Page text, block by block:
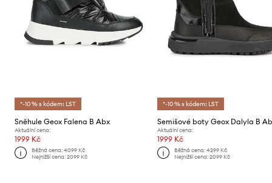
*-10 % s kódem: LST
Sněhule Geox Falena B Abx
Aktuální cena:
1999 Kč
Běžná cena:4099 Kč
Nejnižší cena:2099 Kč
*-10 % s kódem: LST
Semišové boty Geox Dalyla B
Aktuální cena:
1999 Kč
Běžná cena: 4299 Kč
Nejnižší cena: 2099 Kč